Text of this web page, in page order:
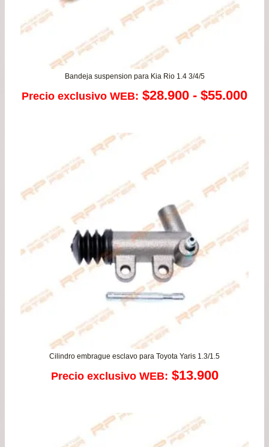
Bandeja suspension para Kia Rio 1.4 3/4/5
Precio exclusivo WEB: $28.900 - $55.000
Cilindro embrague esclavo para Toyota Yaris 1.3/1.5
Precio exclusivo WEB: $13.900